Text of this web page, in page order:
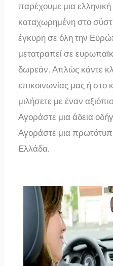
παρέχουμε μια
καταχωρημένη στο
έγκυρη σε όλη την
μετατραπεί σε
δωρεάν. Απλώς κάντε
επικοινωνίας μας ή στο
μιλήσετε με έναν
Αγοράστε μια άδεια
Αγοράστε μια
Ελλάδα.